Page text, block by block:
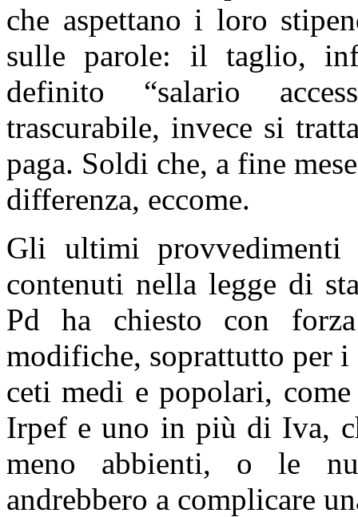
che aspettano i loro
sulle parole: il taglio,
definito “salario
trascurabile, invece si
paga. Soldi che, a fine
differenza, eccome.
Gli ultimi provvedimenti
contenuti nella legge di
Pd ha chiesto con
modifiche, soprattutto per
ceti medi e popolari,
Irpef e uno in più di Iva,
meno abbienti, o le
andrebbero a complicare